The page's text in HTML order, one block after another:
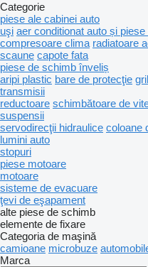
Categorie
piese ale cabinei auto
uşi aer conditionat auto și
compresoare clima radiatoare
scaune capote fata
piese de schimb înveliș
aripi plastic bare de protecţie
transmisii
reductoare schimbătoare de
suspensii
servodirecţii hidraulice coloane
lumini auto
stopuri
piese motoare
motoare
sisteme de evacuare
ţevi de eşapament
alte piese de schimb
elemente de fixare
Categoria de maşină
camioane microbuze
Marca